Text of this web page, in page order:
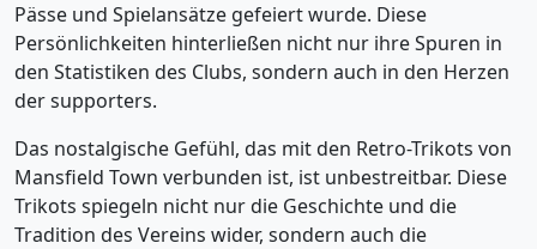
Pässe und Spielansätze gefeiert wurde. Diese
Persönlichkeiten hinterließen nicht nur ihre Spuren in
den Statistiken des Clubs, sondern auch in den Herzen
der supporters.
Das nostalgische Gefühl, das mit den Retro-Trikots von
Mansfield Town verbunden ist, ist unbestreitbar. Diese
Trikots spiegeln nicht nur die Geschichte und die
Tradition des Vereins wider, sondern auch die